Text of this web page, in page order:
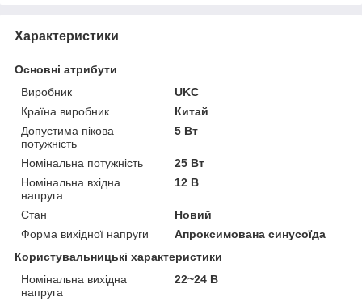
Характеристики
Основні атрибути
Виробник
UKC
Країна виробник
Китай
Допустима пікова
потужність
5 Вт
Номінальна потужність
25 Вт
Номінальна вхідна
напруга
12 В
Стан
Новий
Форма вихідної напруги
Апроксимована синусоїда
Користувальницькі характеристики
Номінальна вихідна
напруга
22~24 В